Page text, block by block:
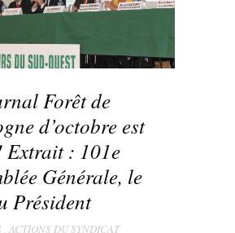
Forêt de
d’octobre est
Extrait : 101e
Générale, le
Président
, ACTIONS DU SYNDICAT